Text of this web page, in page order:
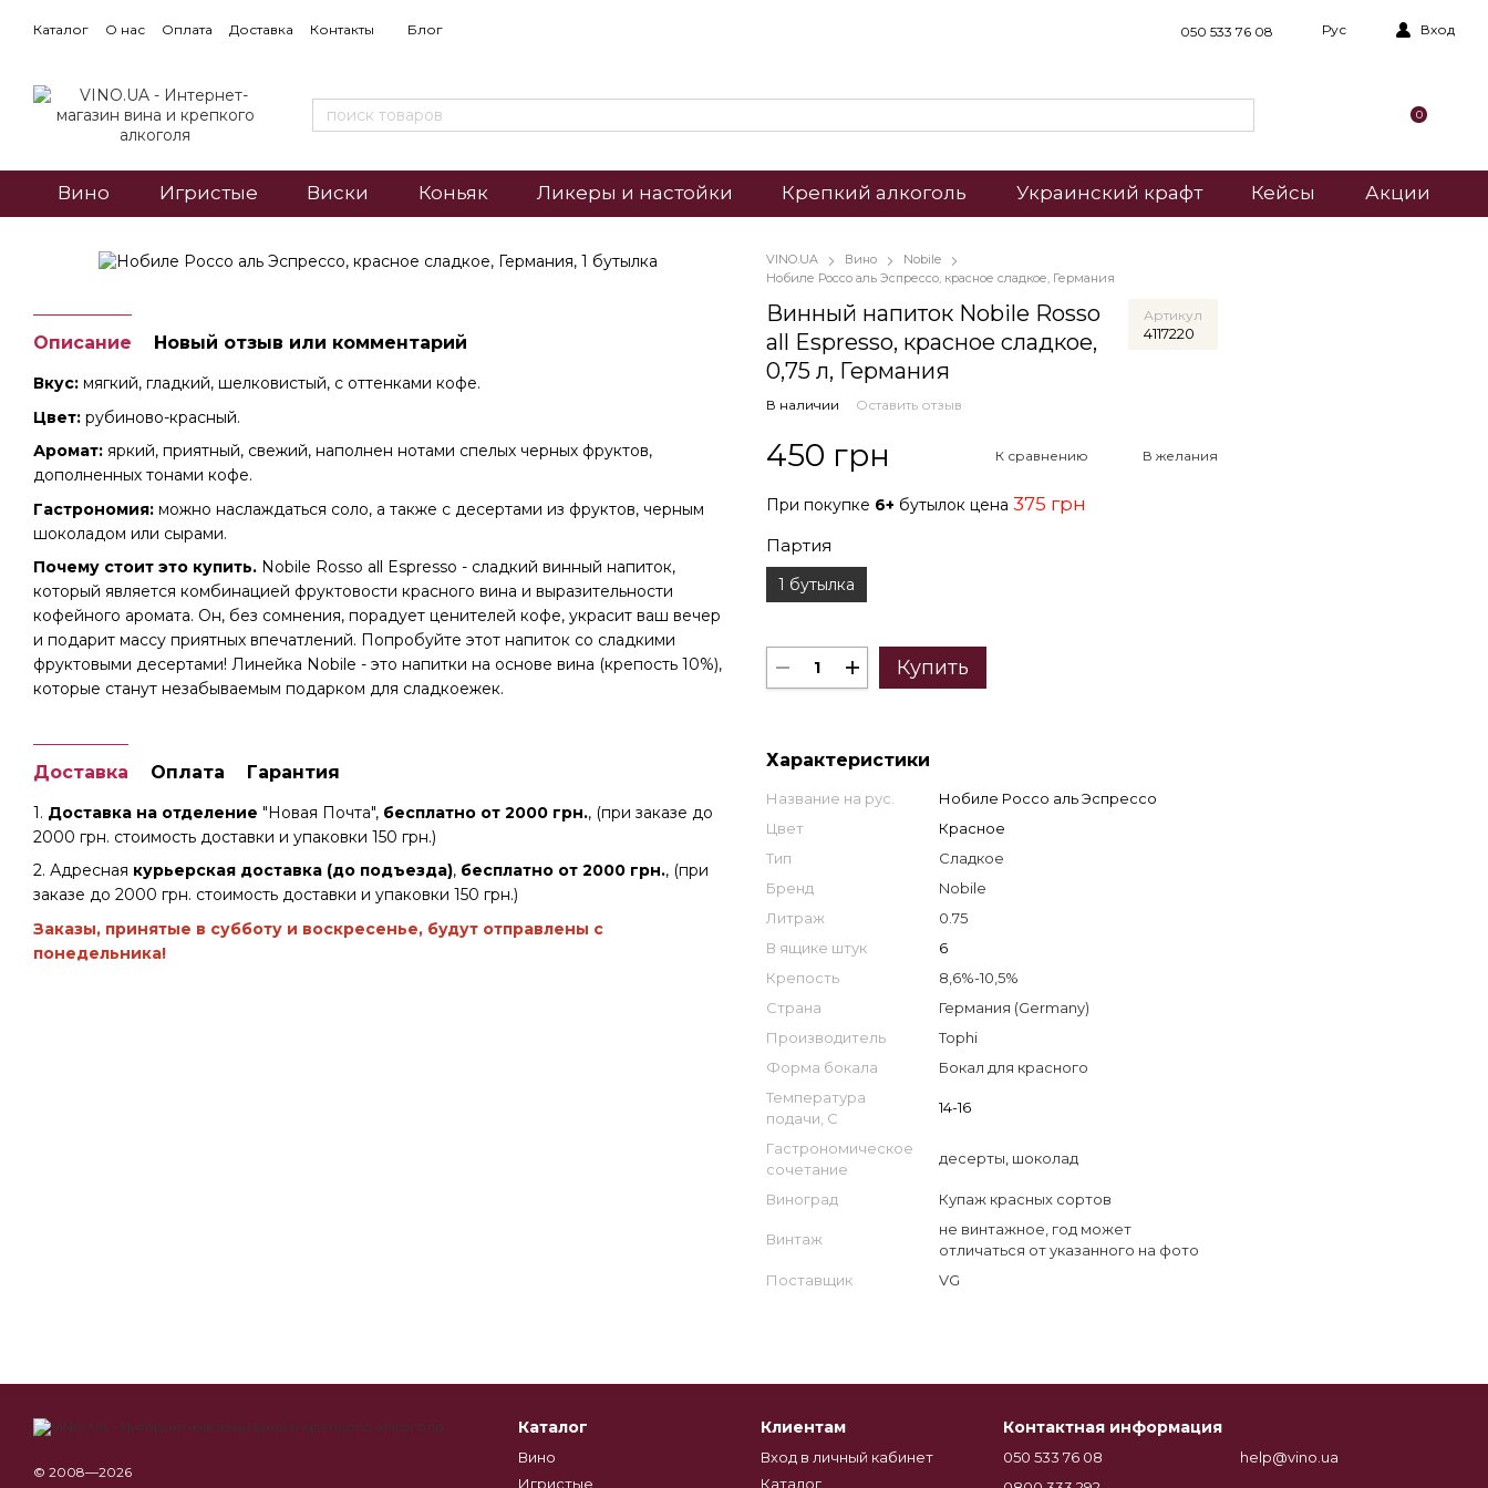
Каталог О нас Оплата Доставка Контакты Блог 050 533 76 08 Рус Вход
0
Вино Игристые Виски Коньяк Ликеры и настойки Крепкий алкоголь Украинский крафт Кейсы Акции
Описание Новый отзыв или комментарий
Вкус: мягкий, гладкий, шелковистый, с оттенками кофе.
Цвет: рубиново-красный.
Аромат: яркий, приятный, свежий, наполнен нотами спелых черных фруктов,
дополненных тонами кофе.
Гастрономия: можно наслаждаться соло, а также с десертами из фруктов, черным
шоколадом или сырами.
Почему стоит это купить. Nobile Rosso all Espresso - сладкий винный напиток,
который является комбинацией фруктовости красного вина и выразительности
кофейного аромата. Он, без сомнения, порадует ценителей кофе, украсит ваш вечер
и подарит массу приятных впечатлений. Попробуйте этот напиток со сладкими
фруктовыми десертами! Линейка Nobile - это напитки на основе вина (крепость 10%),
которые станут незабываемым подарком для сладкоежек.
Доставка Оплата Гарантия
1. Доставка на отделение "Новая Почта", бесплатно от 2000 грн., (при заказе до
2000 грн. стоимость доставки и упаковки 150 грн.)
2. Адресная курьерская доставка (до подъезда), бесплатно от 2000 грн., (при
заказе до 2000 грн. стоимость доставки и упаковки 150 грн.)
Заказы, принятые в субботу и воскресенье, будут отправлены с
понедельника!
VINO.UA Вино
Nobile
Нобиле Россо аль Эспрессо, красное сладкое, Германия
Винный напиток Nobile Rosso
all Espresso, красное сладкое,
0,75 л, Германия
Артикул
4117220
В наличии Оставить отзыв
450 грн К сравнению В желания
При покупке 6+ бутылок цена 375 грн
Партия
1 бутылка
Купить
Характеристики
Название на рус.
Нобиле Россо аль Эспрессо
Цвет
Красное
Тип
Сладкое
Бренд
Nobile
Литраж
0.75
В ящике штук
6
Крепость
8,6%-10,5%
Страна
Германия (Germany)
Производитель
Tophi
Форма бокала
Бокал для красного
Температура
подачи, С
14-16
Гастрономическое
сочетание
десерты шоколад
Виноград Купаж красных сортов
Винтаж
не винтажное, год может
отличаться от указанного на фото
Поставщик
VG
© 2008—2026
Каталог
Вино
Игристые
Клиентам
Вход в личный кабинет
Каталог
Контактная информация
050 533 76 08
help@vino.ua